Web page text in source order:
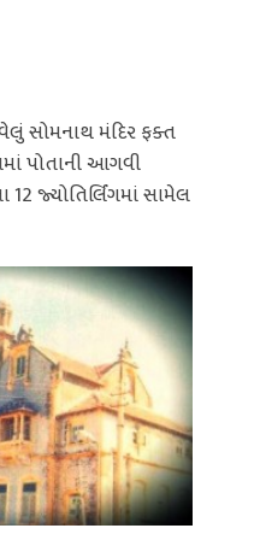
સોમનાથ મંદિર ફક્ત
પોતાની આગવી
જ્યોતિર્લિંગમાં સામેલ